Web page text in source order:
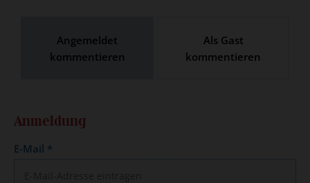
Angemeldet
kommentieren
Als Gast
kommentieren
Anmeldung
E-Mail *